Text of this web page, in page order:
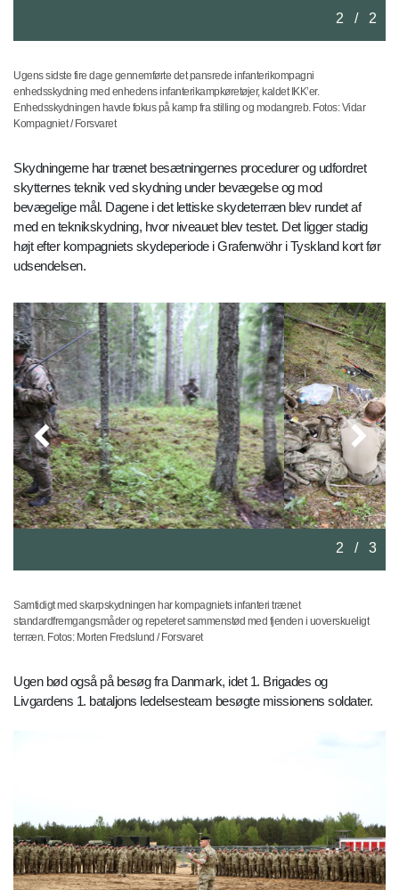
2 / 2
Ugens sidste fire dage gennemførte det pansrede infanterikompagni
enhedsskydning med enhedens infanterikampkøretøjer, kaldet IKK’er.
Enhedsskydningen havde fokus på kamp fra stilling og modangreb. Fotos: Vidar
Kompagniet / Forsvaret
Skydningerne har trænet besætningernes procedurer og udfordret
skytternes teknik ved skydning under bevægelse og mod
bevægelige mål. Dagene i det lettiske skydeterræn blev rundet af
med en teknikskydning, hvor niveauet blev testet. Det ligger stadig
højt efter kompagniets skydeperiode i Grafenwöhr i Tyskland kort før
udsendelsen.
2 / 3
Samtidigt med skarpskydningen har kompagniets infanteri trænet
standardfremgangsmåder og repeteret sammenstød med fjenden i uoverskueligt
terræn. Fotos: Morten Fredslund / Forsvaret
Ugen bød også på besøg fra Danmark, idet 1. Brigades og
Livgardens 1. bataljons ledelsesteam besøgte missionens soldater.